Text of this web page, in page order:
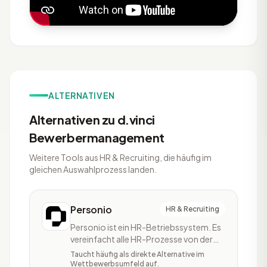
ALTERNATIVEN
Alternativen zu d.vinci
Bewerbermanagement
Weitere Tools aus HR & Recruiting, die häufig im
gleichen Auswahlprozess landen.
Personio HR & Recruiting
Personio ist ein HR-Betriebssystem. Es
vereinfacht alle HR-Prozesse von der
Personalverwaltung und -entwicklung,
über Payroll, bis hin zum Recruiting.
Taucht häufig als direkte Alternative im
Wettbewerbsumfeld auf.